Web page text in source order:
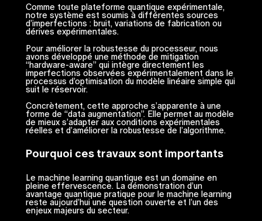
Comme toute plateforme quantique expérimentale,
notre système est soumis à différentes sources
d’imperfections : bruit, variations de fabrication ou
dérives expérimentales.
Pour améliorer la robustesse du processeur, nous
avons développé une méthode de mitigation
“hardware-aware” qui intègre directement les
imperfections observées expérimentalement dans le
processus d’optimisation du modèle linéaire simple qui
suit le réservoir.
Concrètement, cette approche s’apparente à une
forme de “data augmentation”. Elle permet au modèle
de mieux s’adapter aux conditions expérimentales
réelles et d’améliorer la robustesse de l’algorithme.
Pourquoi ces travaux sont importants
Le machine learning quantique est un domaine en
pleine effervescence. La démonstration d’un
avantage quantique pratique pour le machine learning
reste aujourd’hui une question ouverte et l’un des
enjeux majeurs du secteur.